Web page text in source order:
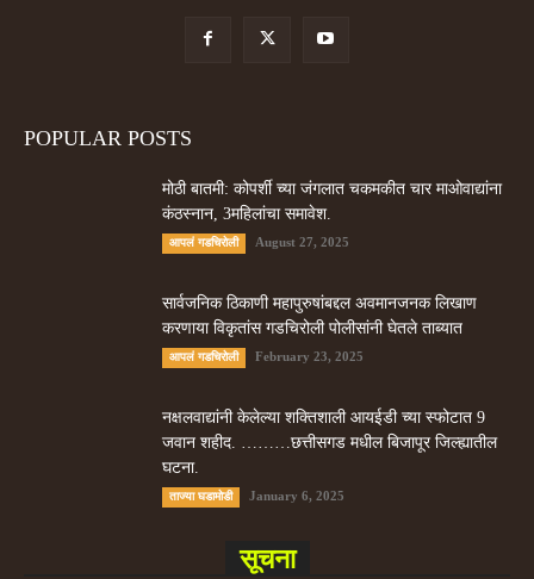
POPULAR POSTS
मोठी बातमी: कोपर्शी च्या जंगलात चकमकीत चार माओवाद्यांना
कंठस्नान, 3महिलांचा समावेश.
आपलं गडचिरोली August 27, 2025
सार्वजनिक ठिकाणी महापुरुषांबद्दल अवमानजनक लिखाण
करणा­या विकृतांस गडचिरोली पोलीसांनी घेतले ताब्यात
आपलं गडचिरोली February 23, 2025
नक्षलवाद्यांनी केलेल्या शक्तिशाली आयईडी च्या स्फोटात 9
जवान शहीद. ………छत्तीसगड मधील बिजापूर जिल्ह्यातील
घटना.
ताज्या घडामोडी January 6, 2025
सूचना